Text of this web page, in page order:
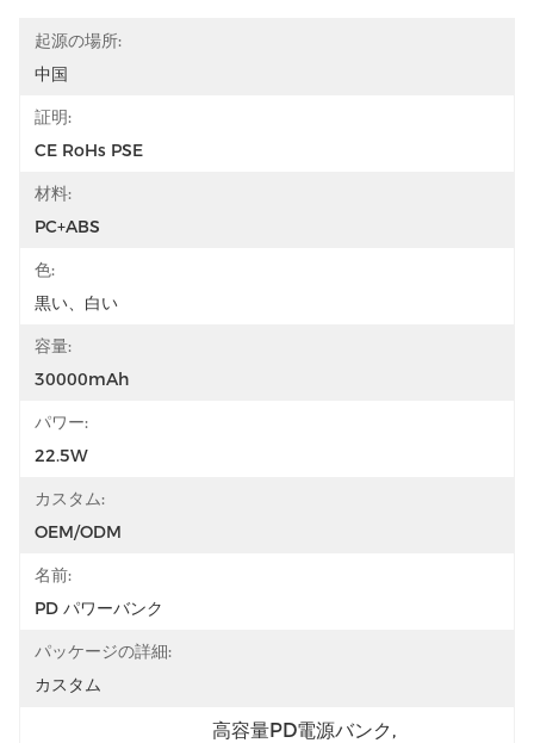
起源の場所:
中国
証明:
CE RoHs PSE
材料:
PC+ABS
色:
黒い、白い
容量:
30000mAh
パワー:
22.5W
カスタム:
OEM/ODM
名前:
PD パワーバンク
パッケージの詳細:
カスタム
高容量PD電源バンク ,